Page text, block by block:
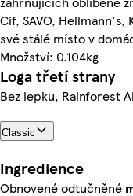
Cif, SAVO,
své stálé místo v
Množství: 0.104kg
Loga třetí strany
Bez lepku, Rainforest
Classic
Ingredience
Obnovené odtučněné